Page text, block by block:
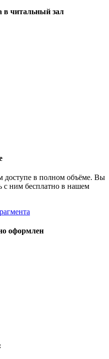
в читальный зал
доступе в полном объёме. Вы
с ним бесплатно в нашем
оформлен